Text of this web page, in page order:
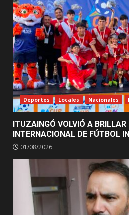
Deportes Locales Nacionales
ITUZAINGÓ VOLVIÓ A BRILLAR
INTERNACIONAL DE FÚTBOL
01/08/2026